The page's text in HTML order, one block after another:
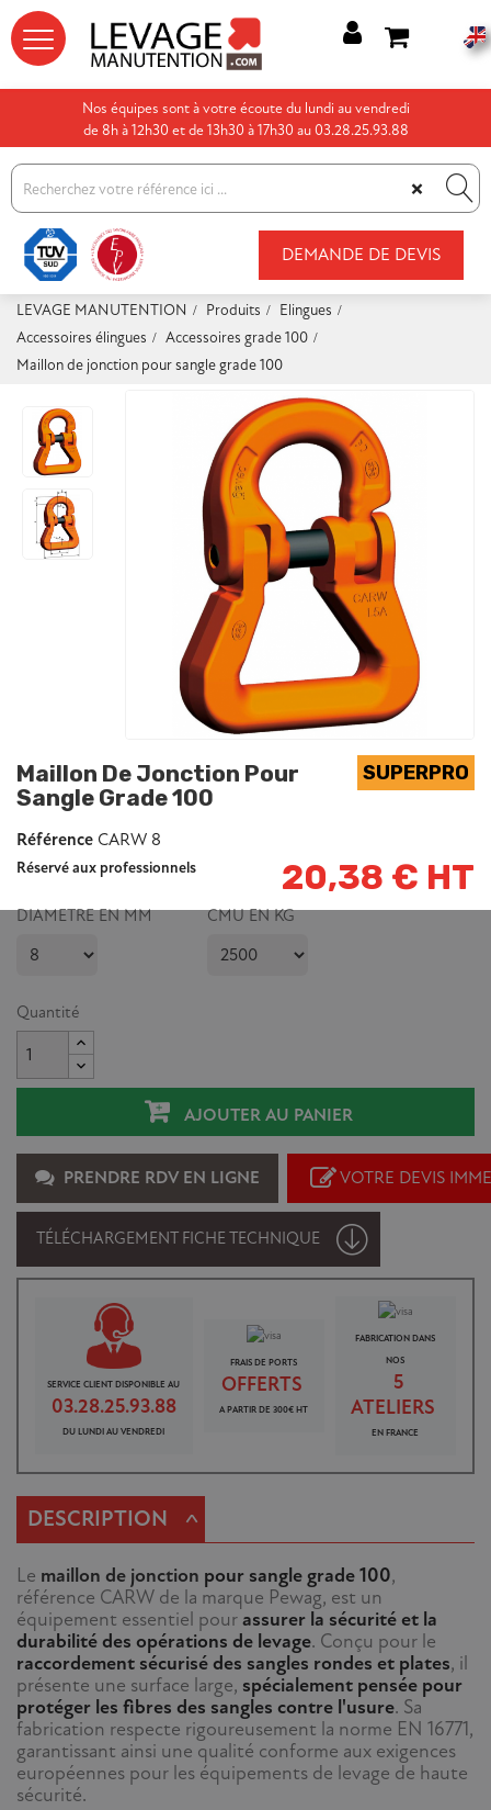
Nos équipes sont à votre écoute du lundi au vendredi
de 8h à 12h30 et de 13h30 à 17h30 au 03.28.25.93.88
×
DEMANDE DE DEVIS
LEVAGE MANUTENTION Produits
Elingues
Accessoires élingues
Accessoires grade 100
Maillon de jonction pour sangle grade 100
Maillon De Jonction Pour
Sangle Grade 100
Référence CARW 8
20,38 € HT
Réservé aux professionnels
DIAMETRE EN MM CMU EN KG
Quantité
AJOUTER AU PANIER
PRENDRE RDV EN LIGNE VOTRE DEVIS
TÉLÉCHARGEMENT FICHE TECHNIQUE
SERVICE CLIENT DISPONIBLE AU
03.28.25.93.88
DU LUNDI AU VENDREDI
FRAIS DE PORTS
OFFERTS
A PARTIR DE 300€ HT
FABRICATION DANS
NOS
5
ATELIERS
EN FRANCE
DESCRIPTION ^
Le maillon de jonction pour sangle grade 100,
référence CARW de la marque Pewag, est un
équipement essentiel pourassurer la sécurité et la
durabilité des opérations de levage. Conçu pour le
raccordement sécurisé des sangles rondes et plates, il
présente une surface large, spécialement pensée pour
protéger les fibres des sangles contre l'usure. Sa
fabrication respecte rigoureusement la norme EN 16771,
garantissant ainsi une qualité conforme aux exigences
européennes pour les équipements de levage de haute
sécurité.